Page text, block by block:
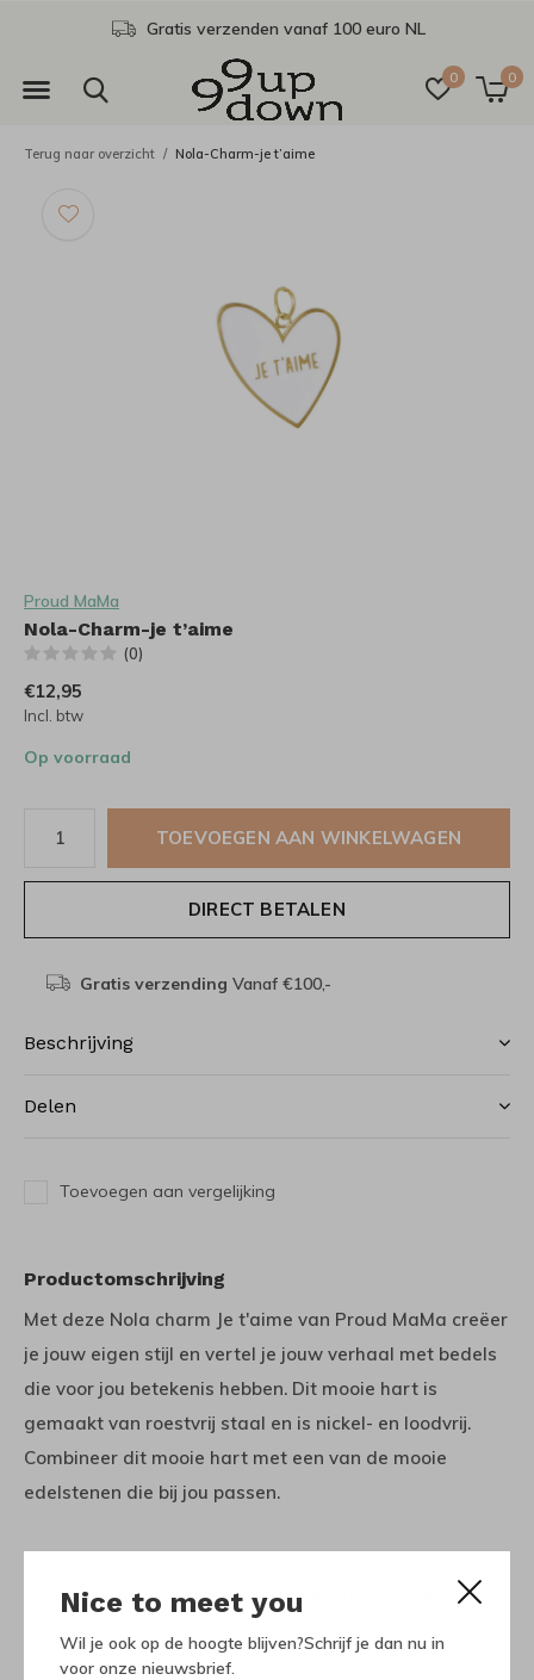
Nice to meet you
Wil je ook op de hoogte blijven?Schrijf je dan nu in
voor onze nieuwsbrief.
0 0
Gratis verzenden vanaf 100 euro NL
Terug naar overzicht Nola-Charm-je t’aime
Proud MaMa
Nola-Charm-je t’aime
(0)
€12,95
Incl. btw
Op voorraad
TOEVOEGEN AAN WINKELWAGEN
DIRECT BETALEN
Gratis verzending Vanaf €100,-
Beschrijving
Delen
Toevoegen aan vergelijking
Productomschrijving
Met deze Nola charm Je t'aime van Proud MaMa creëer
je jouw eigen stijl en vertel je jouw verhaal met bedels
die voor jou betekenis hebben. Dit mooie hart is
gemaakt van roestvrij staal en is nickel- en loodvrij.
Combineer dit mooie hart met een van de mooie
edelstenen die bij jou passen.
ketting een persoonlijke look te geven. De bedel wordt